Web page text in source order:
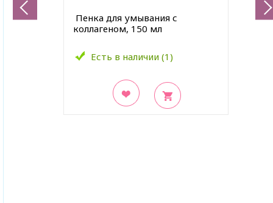
Пенка для умывания с
коллагеном, 150 мл
Есть в наличии (1)